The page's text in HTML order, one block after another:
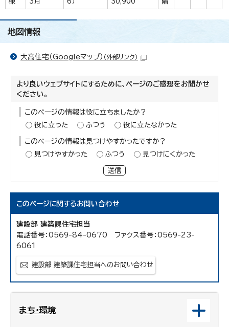
棟
3月
6）
30,900
階
地図情報
大高住宅（Googleマップ） （外部リンク）
より良いウェブサイトにするために、ページのご感想をお聞かせ
ください。
このページの情報は役に立ちましたか？
役に立った
ふつう 役に立たなかった
このページの情報は見つけやすかったですか？
見つけやすかった
ふつう 見つけにくかった
送信
このページに関するお問い合わせ
建設部 建築課住宅担当
電話番号：0569-84-0670 ファクス番号：0569-23-
6061
建設部 建築課住宅担当へのお問い合わせ
まち・環境